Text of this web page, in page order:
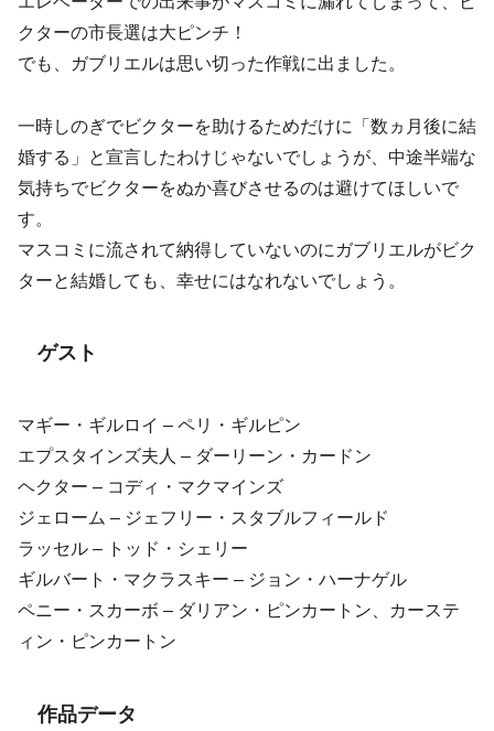
クターの市長選は大ピンチ！
でも、ガブリエルは思い切った作戦に出ました。
一時しのぎでビクターを助けるためだけに「数ヵ月後に結
婚する」と宣言したわけじゃないでしょうが、中途半端な
気持ちでビクターをぬか喜びさせるのは避けてほしいで
す。
マスコミに流されて納得していないのにガブリエルがビク
ターと結婚しても、幸せにはなれないでしょう。
ゲスト
マギー・ギルロイ – ペリ・ギルピン
エプスタインズ夫人 – ダーリーン・カードン
ヘクター – コディ・マクマインズ
ジェローム – ジェフリー・スタブルフィールド
ラッセル – トッド・シェリー
ギルバート・マクラスキー – ジョン・ハーナゲル
ペニー・スカーボ – ダリアン・ピンカートン、カーステ
ィン・ピンカートン
作品データ